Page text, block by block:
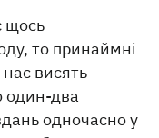
щось
то принаймні
висять
один-два
одночасно у